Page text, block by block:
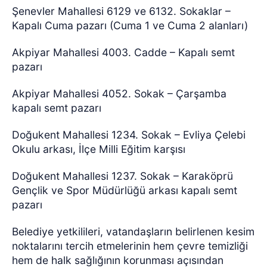
Şenevler Mahallesi 6129 ve 6132. Sokaklar –
Kapalı Cuma pazarı (Cuma 1 ve Cuma 2 alanları)
Akpiyar Mahallesi 4003. Cadde – Kapalı semt
pazarı
Akpiyar Mahallesi 4052. Sokak – Çarşamba
kapalı semt pazarı
Doğukent Mahallesi 1234. Sokak – Evliya Çelebi
Okulu arkası, İlçe Milli Eğitim karşısı
Doğukent Mahallesi 1237. Sokak – Karaköprü
Gençlik ve Spor Müdürlüğü arkası kapalı semt
pazarı
Belediye yetkilileri, vatandaşların belirlenen kesim
noktalarını tercih etmelerinin hem çevre temizliği
hem de halk sağlığının korunması açısından